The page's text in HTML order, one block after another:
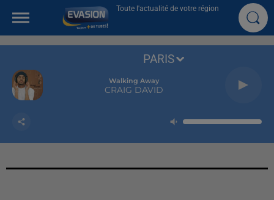
Toute l'actualité de votre région
Walking Away
CRAIG DAVID
PARIS